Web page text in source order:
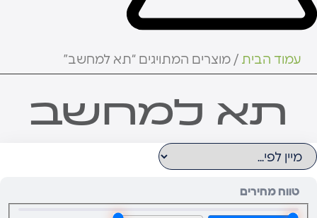
עמוד הבית / מוצרים המתויגים “תא למחשב”
תא למחשב
טווח מחירים